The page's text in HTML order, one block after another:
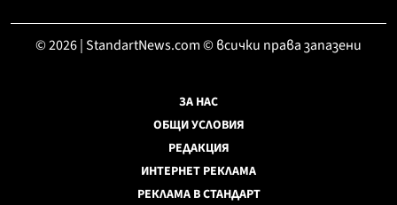
© 2026 | StandartNews.com © всички права запазени
ЗА НАС
ОБЩИ УСЛОВИЯ
РЕДАКЦИЯ
ИНТЕРНЕТ РЕКЛАМА
РЕКЛАМА В СТАНДАРТ